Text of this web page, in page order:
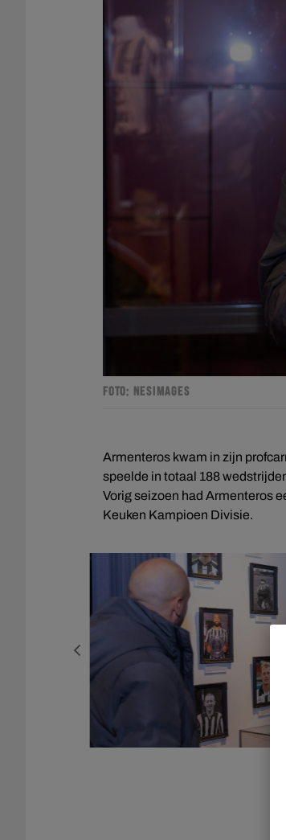
FOTO: NESIMAGES
Armenteros kwam in zijn
speelde in totaal 188
Vorig seizoen had Armenteros
Keuken Kampioen Divisie.